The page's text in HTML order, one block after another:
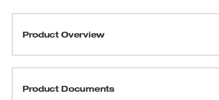
Product Overview
es una solución potente y compacta para perforar y
Product Documents